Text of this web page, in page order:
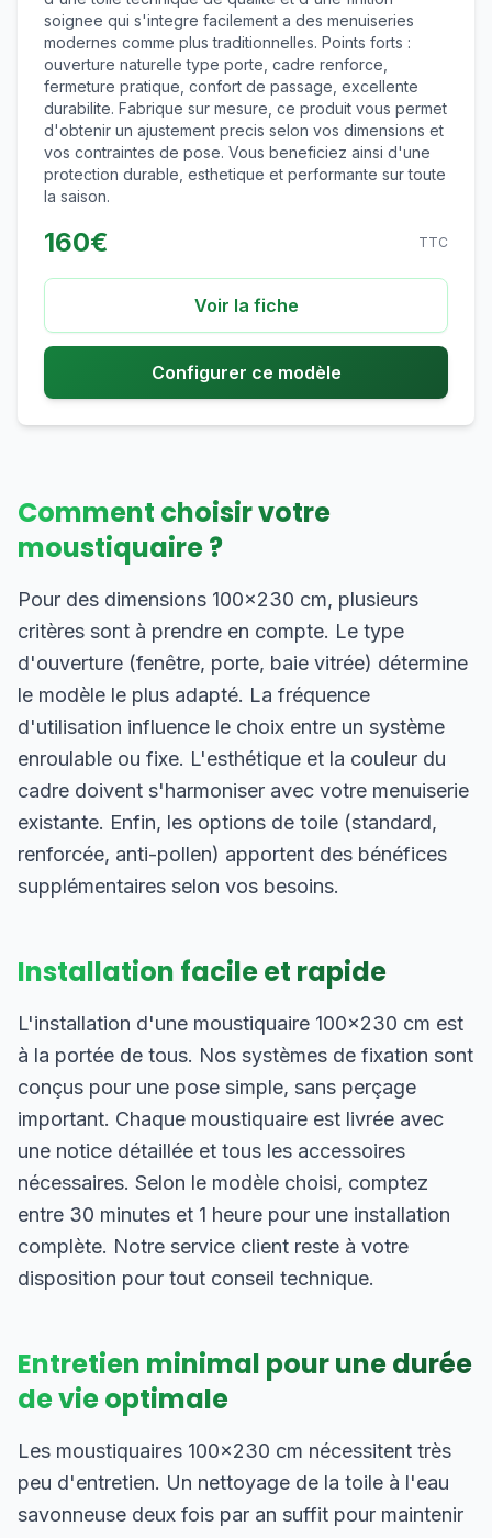
soignee qui s'integre facilement a des menuiseries
modernes comme plus traditionnelles. Points forts :
ouverture naturelle type porte, cadre renforce,
fermeture pratique, confort de passage, excellente
durabilite. Fabrique sur mesure, ce produit vous permet
d'obtenir un ajustement precis selon vos dimensions et
vos contraintes de pose. Vous beneficiez ainsi d'une
protection durable, esthetique et performante sur toute
la saison.
160€ TTC
Voir la fiche
Configurer ce modèle
Comment choisir votre
moustiquaire ?
Pour des dimensions 100×230 cm, plusieurs
critères sont à prendre en compte. Le type
d'ouverture (fenêtre, porte, baie vitrée) détermine
le modèle le plus adapté. La fréquence
d'utilisation influence le choix entre un système
enroulable ou fixe. L'esthétique et la couleur du
cadre doivent s'harmoniser avec votre menuiserie
existante. Enfin, les options de toile (standard,
renforcée, anti-pollen) apportent des bénéfices
supplémentaires selon vos besoins.
Installation facile et rapide
L'installation d'une moustiquaire 100×230 cm est
à la portée de tous. Nos systèmes de fixation sont
conçus pour une pose simple, sans perçage
important. Chaque moustiquaire est livrée avec
une notice détaillée et tous les accessoires
nécessaires. Selon le modèle choisi, comptez
entre 30 minutes et 1 heure pour une installation
complète. Notre service client reste à votre
disposition pour tout conseil technique.
Entretien minimal pour une durée
de vie optimale
Les moustiquaires 100×230 cm nécessitent très
peu d'entretien. Un nettoyage de la toile à l'eau
savonneuse deux fois par an suffit pour maintenir